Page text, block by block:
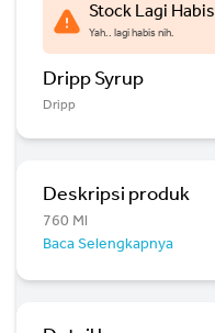
Stock Lagi Habis
Yah.. lagi habis nih.
Dripp Syrup
Dripp
Deskripsi produk
760 Ml
Baca Selengkapnya